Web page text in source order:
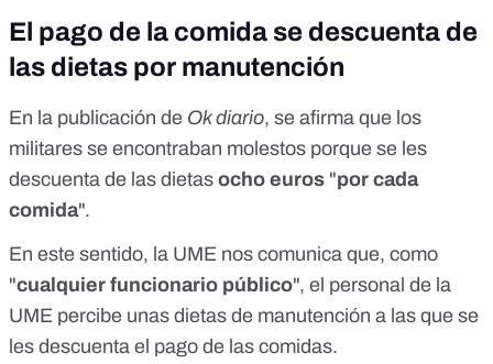
El pago de la comida se descuenta de
las dietas por manutención
En la publicación de Ok diario, se afirma que los
militares se encontraban molestos porque se les
descuenta de las dietas ocho euros "por cada
comida".
En este sentido, la UME nos comunica que, como
"cualquier funcionario público", el personal de la
UME percibe unas dietas de manutención a las que se
les descuenta el pago de las comidas.